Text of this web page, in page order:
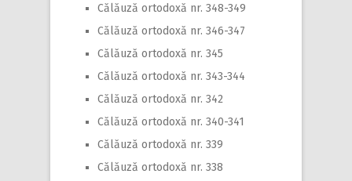
Călăuză ortodoxă nr. 348-349
Călăuză ortodoxă nr. 346-347
Călăuză ortodoxă nr. 345
Călăuză ortodoxă nr. 343-344
Călăuză ortodoxă nr. 342
Călăuză ortodoxă nr. 340-341
Călăuză ortodoxă nr. 339
Călăuză ortodoxă nr. 338